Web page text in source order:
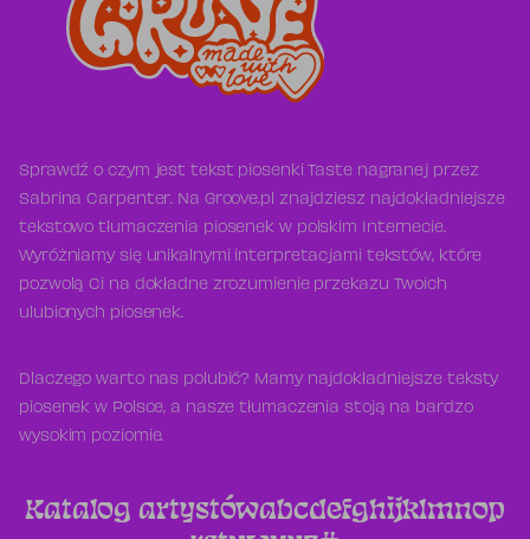
Sprawdź o czym jest tekst piosenki Taste nagranej przez
Sabrina Carpenter. Na Groove.pl znajdziesz najdokładniejsze
tekstowo tłumaczenia piosenek w polskim Internecie.
Wyróżniamy się unikalnymi interpretacjami tekstów, które
pozwolą Ci na dokładne zrozumienie przekazu Twoich
ulubionych piosenek.
Dlaczego warto nas polubić? Mamy najdokładniejsze teksty
piosenek w Polsce, a nasze tłumaczenia stoją na bardzo
wysokim poziomie.
Katalog artystówabcdefghijklmnop